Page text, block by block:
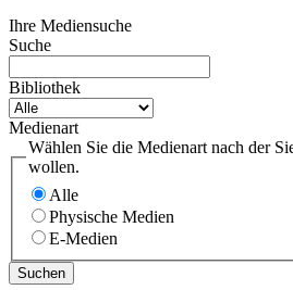
Ihre Mediensuche
Suche
Bibliothek
Medienart
Wählen Sie die Medienart nach der
wollen.
Alle
Physische Medien
E-Medien